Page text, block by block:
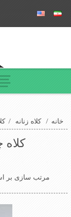
خانه / کلاه زنانه /
مرتب سازی بر